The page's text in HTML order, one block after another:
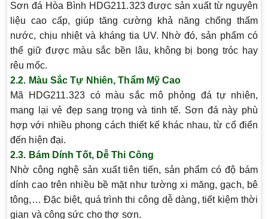
Sơn đá Hòa Bình HDG211.323 được sản xuất từ nguyên
liệu cao cấp, giúp tăng cường khả năng chống thấm
nước, chịu nhiệt và kháng tia UV. Nhờ đó, sản phẩm có
thể giữ được màu sắc bền lâu, không bị bong tróc hay
rêu mốc.
2.2. Màu Sắc Tự Nhiên, Thẩm Mỹ Cao
Mã HDG211.323 có màu sắc mô phỏng đá tự nhiên,
mang lại vẻ đẹp sang trọng và tinh tế. Sơn đá này phù
hợp với nhiều phong cách thiết kế khác nhau, từ cổ điển
đến hiện đại.
2.3. Bám Dính Tốt, Dễ Thi Công
Nhờ công nghệ sản xuất tiên tiến, sản phẩm có độ bám
dính cao trên nhiều bề mặt như tường xi măng, gạch, bê
tông,… Đặc biệt, quá trình thi công dễ dàng, tiết kiệm thời
gian và công sức cho thợ sơn.